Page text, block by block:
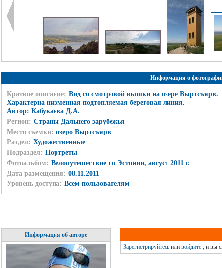
Информация о
Краткое описание: Вид со смотровой вышки на озере Выртсъярв.
Характерна низменная подтопляемая береговая линия.
Автор: Кабукаева Д.А.
Регион: Страны Дальнего зарубежья
Место съемки: озеро Выртсъярв
Раздел: Художественные
Подраздел: Портреты
Фотоальбом: Велопутешествие по Эстонии, август 2011 г.
Дата размещения: 08.11.2011
Уровень доступа: Всем пользователям
Информация об авторе
Зарегистрируйтесьили войдите, и вы